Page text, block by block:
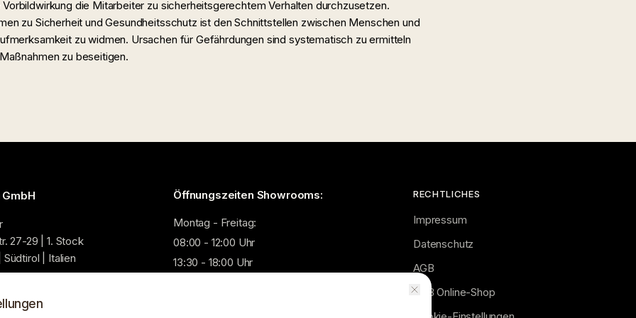
die Mitarbeiter zu sicherheitsgerechtem Verhalten durchzusetzen.
zu Sicherheit und Gesundheitsschutz ist den Schnittstellen zwischen Menschen und
zu widmen. Ursachen für Gefährdungen sind systematisch zu ermitteln
zu beseitigen.
27-29 | 1. Stock
Südtirol | Italien
81 59
Öffnungszeiten Showrooms:
Montag - Freitag:
08:00 - 12:00 Uhr
13:30 - 18:00 Uhr
RECHTLICHES
Impressum
Datenschutz
AGB
AGB Online-Shop